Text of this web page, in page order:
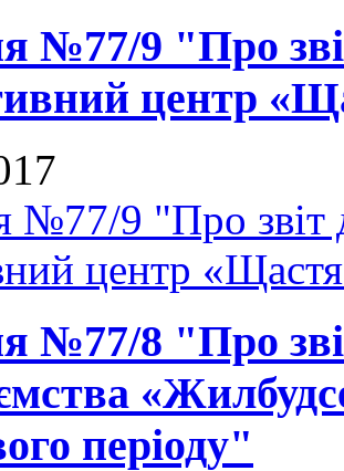
№77/9 "Про
центр
№77/9 "Про звіт
центр
№77/8 "Про
періоду"